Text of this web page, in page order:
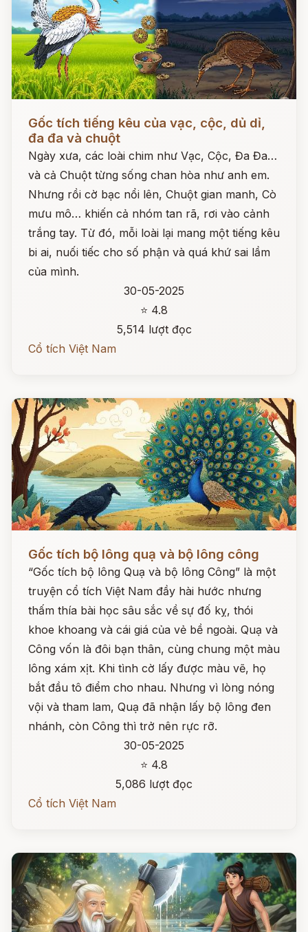
Đọc ngay
Gốc tích tiếng kêu của vạc, cộc, dủ dỉ,
đa đa và chuột
Ngày xưa, các loài chim như Vạc, Cộc, Đa Đa…
và cả Chuột từng sống chan hòa như anh em.
Nhưng rồi cờ bạc nổi lên, Chuột gian manh, Cò
mưu mô… khiến cả nhóm tan rã, rơi vào cảnh
trắng tay. Từ đó, mỗi loài lại mang một tiếng kêu
bi ai, nuối tiếc cho số phận và quá khứ sai lầm
của mình.
30-05-2025
⭐ 4.8
5,514 lượt đọc
Cổ tích Việt Nam
Đọc ngay
Gốc tích bộ lông quạ và bộ lông công
“Gốc tích bộ lông Quạ và bộ lông Công” là một
truyện cổ tích Việt Nam đầy hài hước nhưng
thấm thía bài học sâu sắc về sự đố kỵ, thói
khoe khoang và cái giá của vẻ bề ngoài. Quạ và
Công vốn là đôi bạn thân, cùng chung một màu
lông xám xịt. Khi tình cờ lấy được màu vẽ, họ
bắt đầu tô điểm cho nhau. Nhưng vì lòng nóng
vội và tham lam, Quạ đã nhận lấy bộ lông đen
nhánh, còn Công thì trở nên rực rỡ.
30-05-2025
⭐ 4.8
5,086 lượt đọc
Cổ tích Việt Nam